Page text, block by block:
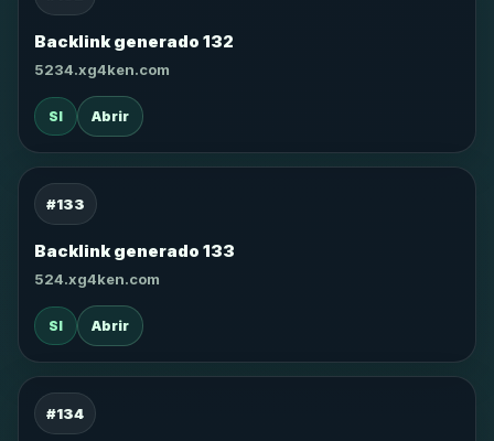
Backlink generado 132
5234.xg4ken.com
SI Abrir
#133
Backlink generado 133
524.xg4ken.com
SI Abrir
#134